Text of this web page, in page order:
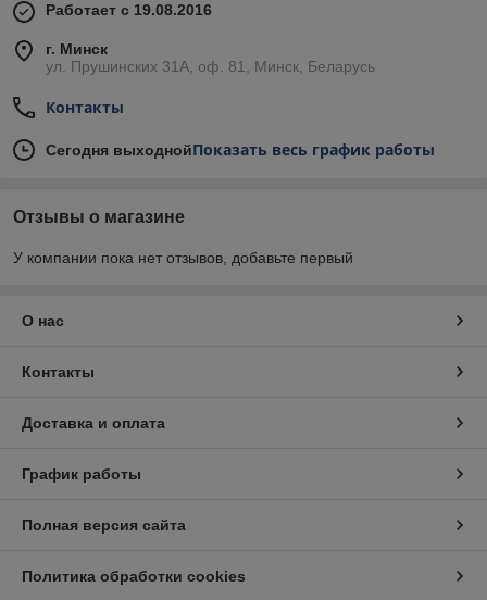
Работает с 19.08.2016
г. Минск
ул. Прушинских 31А, оф. 81, Минск, Беларусь
Контакты
Сегодня выходнойПоказать весь график работы
Отзывы о магазине
У компании пока нет отзывов, добавьте первый
О нас
Контакты
Доставка и оплата
График работы
Полная версия сайта
Политика обработки cookies